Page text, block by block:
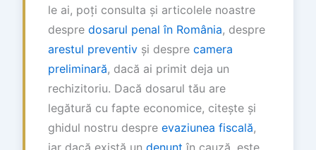
le ai, poți consulta și articolele noastre
despre dosarul penal în România, despre
arestul preventiv și despre camera
preliminară, dacă ai primit deja un
rechizitoriu. Dacă dosarul tău are
legătură cu fapte economice, citește și
ghidul nostru despre evaziunea fiscală,
iar dacă există un denunț în cauză, este